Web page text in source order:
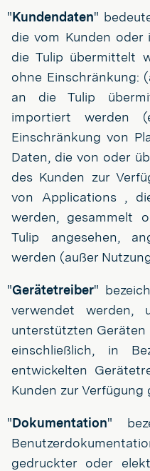
"Kundendaten"
die vom Kunden oder
die Tulip übermittelt
ohne Einschränkung:
an die Tulip
importiert werden
Einschränkung von
Daten, die von oder
des Kunden zur
von Applications ,
werden, gesammelt
Tulip angesehen,
werden (außer
"Gerätetreiber"
verwendet
unterstützten Geräten
einschließlich, in
entwickelten
Kunden zur Verfügung
"Dokumentation"
gedruckter oder